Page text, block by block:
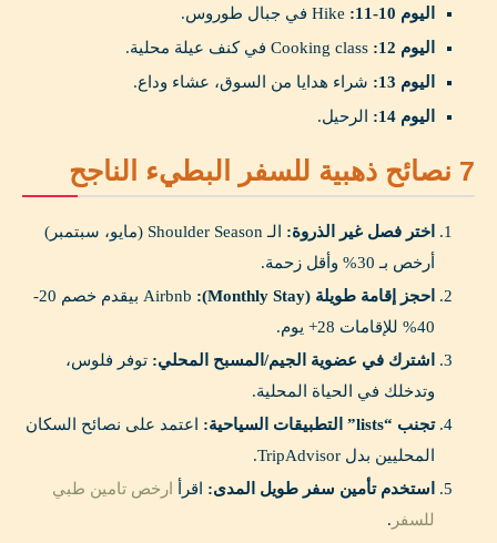
اليوم 10-11:
اليوم 12:
اليوم 13:
شراء هدايا من السوق، عشاء وداع.
اليوم 14:
الرحيل.
7 نصائح ذهبية للسفر البطيء الناجح
اختر فصل غير الذروة:
الـ Shoulder Season (مايو، سبتمبر)
أرخص بـ 30% وأقل زحمة.
احجز إقامة طويلة (Monthly Stay):
Airbnb بيقدم خصم 20-
40% للإقامات 28+ يوم.
اشترك في عضوية الجيم/المسبح المحلي: توفر فلوس،
وتدخلك في الحياة المحلية.
تجنب “lists” التطبيقات السياحية:
اعتمد على نصائح السكان
المحليين بدل TripAdvisor.
استخدم تأمين سفر طويل المدى: اقرأ
ارخص تامين طبي
للسفر .